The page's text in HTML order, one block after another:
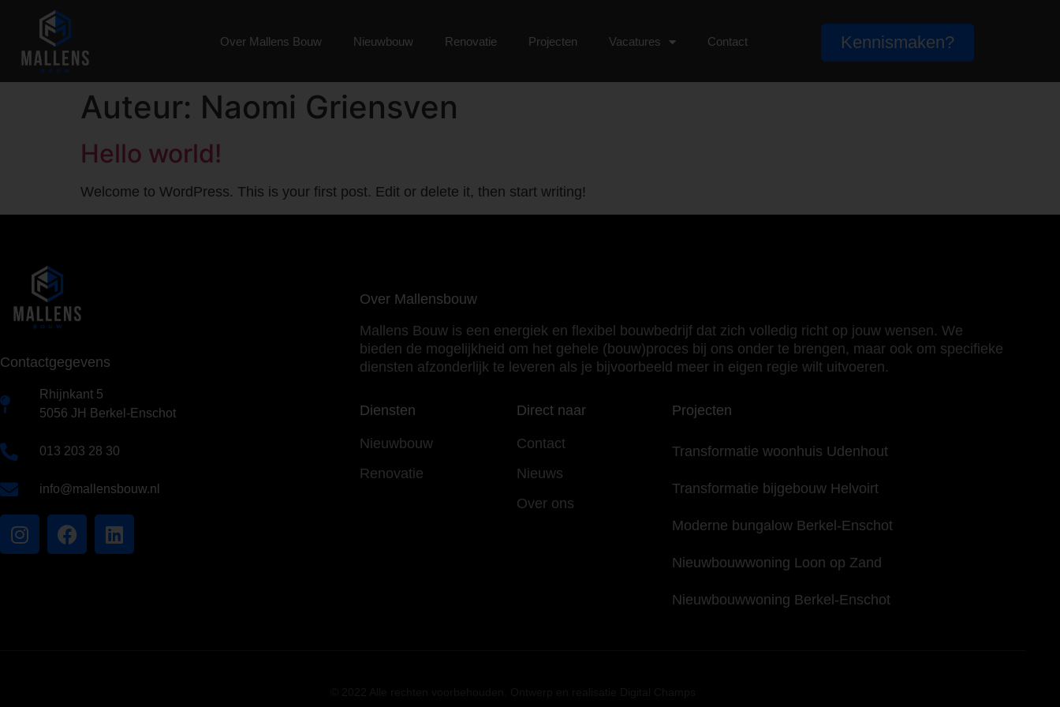
Over Mallens Bouw Nieuwbouw Renovatie Projecten Vacatures Contact Kennismaken?
Auteur: Naomi Griensven
Hello world!
Welcome to WordPress. This is your first post. Edit or delete it, then start writing!
Contactgegevens
Rhijnkant 5
5056 JH Berkel-Enschot
013 203 28 30
info@mallensbouw.nl
Over Mallensbouw
Mallens Bouw is een energiek en flexibel bouwbedrijf dat zich volledig richt op jouw wensen. We
bieden de mogelijkheid om het gehele (bouw)proces bij ons onder te brengen, maar ook om specifieke
diensten afzonderlijk te leveren als je bijvoorbeeld meer in eigen regie wilt uitvoeren.
Diensten
Nieuwbouw
Renovatie
Direct naar
Contact
Nieuws
Over ons
Projecten
Transformatie woonhuis Udenhout
Transformatie bijgebouw Helvoirt
Moderne bungalow Berkel-Enschot
Nieuwbouwwoning Loon op Zand
Nieuwbouwwoning Berkel-Enschot